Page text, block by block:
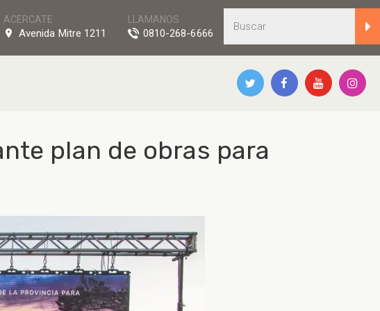
LLAMANOS
0810-268-6666
ACERCATE
Avenida Mitre 1211
plan de obras para